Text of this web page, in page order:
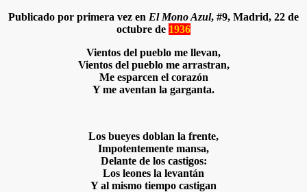
Publicado por primera vez en El Mono Azul, #9, Madrid, 22 de
octubre de 1936
Vientos del pueblo me llevan,
Vientos del pueblo me arrastran,
Me esparcen el corazón
Y me aventan la garganta.
Los bueyes doblan la frente,
Impotentemente mansa,
Delante de los castigos:
Los leones la levantán
Y al mismo tiempo castigan